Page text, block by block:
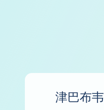
津巴布韦